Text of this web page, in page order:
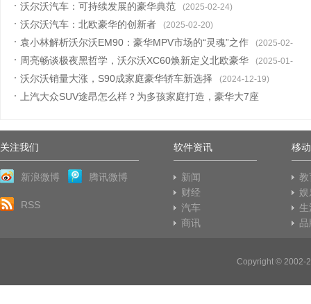
沃尔沃汽车：可持续发展的豪华典范
(2025-02-24)
沃尔沃汽车：北欧豪华的创新者 (2025-02-20)
袁小林解析沃尔沃EM90：豪华MPV市场的“灵魂”之作 (2025-02-
05)
周亮畅谈极夜黑哲学，沃尔沃XC60焕新定义北欧豪华 (2025-01-
10)
沃尔沃销量大涨，S90成家庭豪华轿车新选择 (2024-12-19)
上汽大众SUV途昂怎么样？为多孩家庭打造，豪华大7座
关注我们
新浪微博 腾讯微博
RSS
软件资讯
新闻
财经
汽车
商讯
移
教
娱
生
Copyright © 2002-